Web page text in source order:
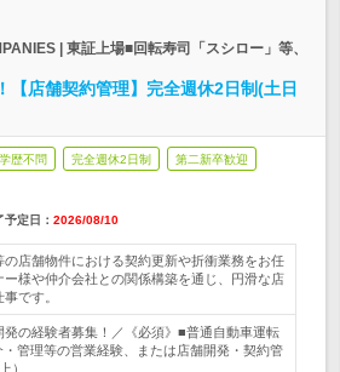
| 東証上場■回転寿司「スシロー」等、
【店舗契約管理】完全週休2日制(土日
学歴不問 完全週休2日制 第二新卒歓迎
予定日： 2026/08/10
の店舗物件における契約更新や折衝業務をお任
ー様や仲介会社との関係構築を通じ、円滑な店
です。
発の経験者募集！／《必須》■普通自動車運転
管理等の営業経験、または店舗開発・契約管
）